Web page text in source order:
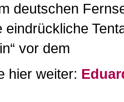
deutschen
eindrückliche
vor dem
hier weiter: